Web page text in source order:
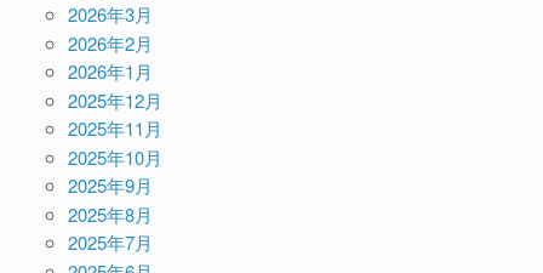
2026年3月
2026年2月
2026年1月
2025年12月
2025年11月
2025年10月
2025年9月
2025年8月
2025年7月